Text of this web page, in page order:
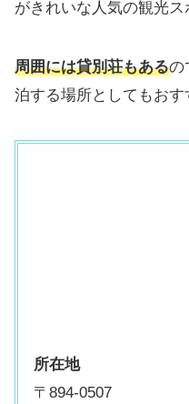
がきれいな人気の観光ス
周囲には貸別荘もあるの
泊する場所としてもおす
所在地
〒894-0507